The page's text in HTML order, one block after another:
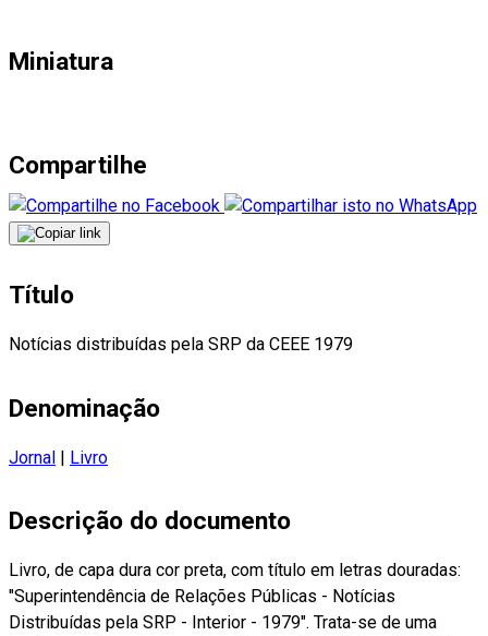
Miniatura
Compartilhe
Título
Notícias distribuídas pela SRP da CEEE 1979
Denominação
Jornal | Livro
Descrição do documento
Livro, de capa dura cor preta, com título em letras douradas:
"Superintendência de Relações Públicas - Notícias
Distribuídas pela SRP - Interior - 1979". Trata-se de uma